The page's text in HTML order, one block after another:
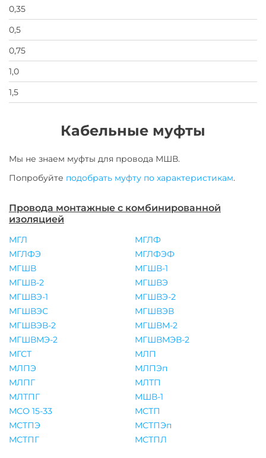
0,35
0,5
0,75
1,0
1,5
Кабельные муфты
Мы не знаем муфты для провода МШВ.
Попробуйте подобрать муфту по характеристикам.
Провода монтажные с комбинированной
изоляцией
МГЛ
МГЛФ
МГЛФЭ
МГЛФЭФ
МГШВ
МГШВ-1
МГШВ-2
МГШВЭ
МГШВЭ-1
МГШВЭ-2
МГШВЭС
МГШВЭВ
МГШВЭВ-2
МГШВМ-2
МГШВМЭ-2
МГШВМЭВ-2
МГСТ
МЛП
МЛПЭ
МЛПЭп
МЛПГ
МЛТП
МЛТПГ
МШВ-1
МСО 15-33
МСТП
МСТПЭ
МСТПЭп
МСТПГ
МСТПЛ